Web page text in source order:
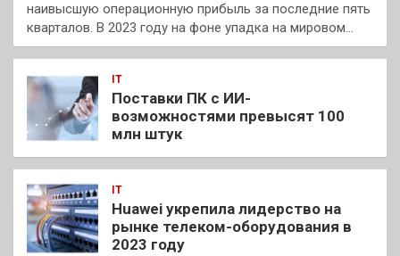
наивысшую операционную прибыль за последние пять
кварталов. В 2023 году на фоне упадка на мировом…
IT
Поставки ПК с ИИ-
возможностями превысят 100
млн штук
IT
Huawei укрепила лидерство на
рынке телеком-оборудования в
2023 году